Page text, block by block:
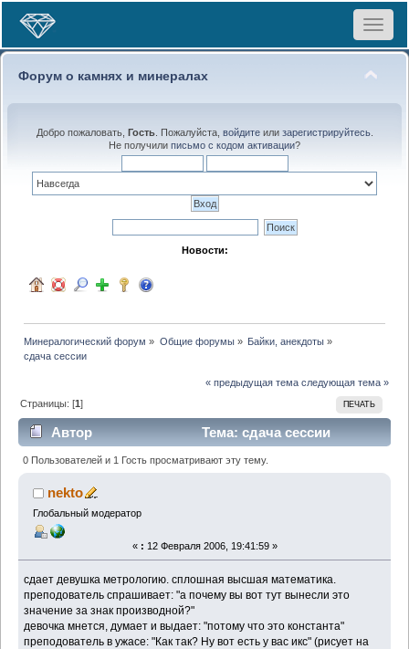
Toggle
Форум о камнях и минералах
Добро пожаловать, Гость. Пожалуйста, войдитеили зарегистрируйтесь.
Не получили письмо с кодом активации?
Новости:
Минералогический форум » Общие форумы» Байки, анекдоты»
сдача сессии
« предыдущая тема следующая тема »
ПЕЧАТЬ
Страницы: [1]
Автор
Тема: сдача сессии
(Прочитано 5004 раз)
0 Пользователей и 1 Гость просматривают эту тему.
nekto
Глобальный модератор
« : 12 Февраля 2006, 19:41:59 »
сдает девушка метрологию. сплошная высшая математика.
преподователь спрашивает: "а почему вы вот тут вынесли это
значение за знак производной?"
девочка мнется, думает и выдает: "потому что это константа"
преподователь в ужасе: "Как так? Ну вот есть у вас икс" (рисует на